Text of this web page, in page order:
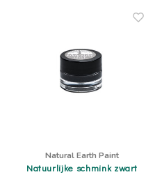
Natural Earth Paint
Natuurlijke schmink zwart